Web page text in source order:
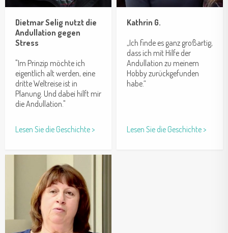
Dietmar Selig nutzt die
Andullation gegen
Stress
"Im Prinzip möchte ich
eigentlich alt werden, eine
dritte Weltreise ist in
Planung. Und dabei hilft mir
die Andullation."
Lesen Sie die Geschichte >
Kathrin G.
„Ich finde es ganz großartig,
dass ich mit Hilfe der
Andullation zu meinem
Hobby zurückgefunden
habe.“
Lesen Sie die Geschichte >